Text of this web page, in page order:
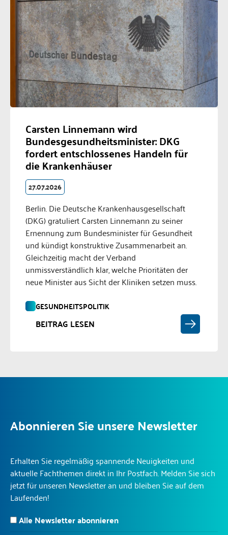
Carsten Linnemann wird
Bundesgesundheitsminister: DKG
fordert entschlossenes Handeln für
die Krankenhäuser
27.07.2026
Berlin. Die Deutsche Krankenhausgesellschaft
(DKG) gratuliert Carsten Linnemann zu seiner
Ernennung zum Bundesminister für Gesundheit
und kündigt konstruktive Zusammenarbeit an.
Gleichzeitig macht der Verband
unmissverständlich klar, welche Prioritäten der
neue Minister aus Sicht der Kliniken setzen muss.
GESUNDHEITSPOLITIK
BEITRAG LESEN
Abonnieren Sie unsere Newsletter
Erhalten Sie regelmäßig spannende Neuigkeiten und
aktuelle Fachthemen direkt in Ihr Postfach. Melden Sie sich
jetzt für unseren Newsletter an und bleiben Sie auf dem
Laufenden!
Alle Newsletter abonnieren